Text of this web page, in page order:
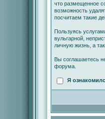
что размещенное
возможность
посчитаем такие
Пользуясь
вульгарной,
личную жизнь, а
Вы соглашаетесь
форума.
Я